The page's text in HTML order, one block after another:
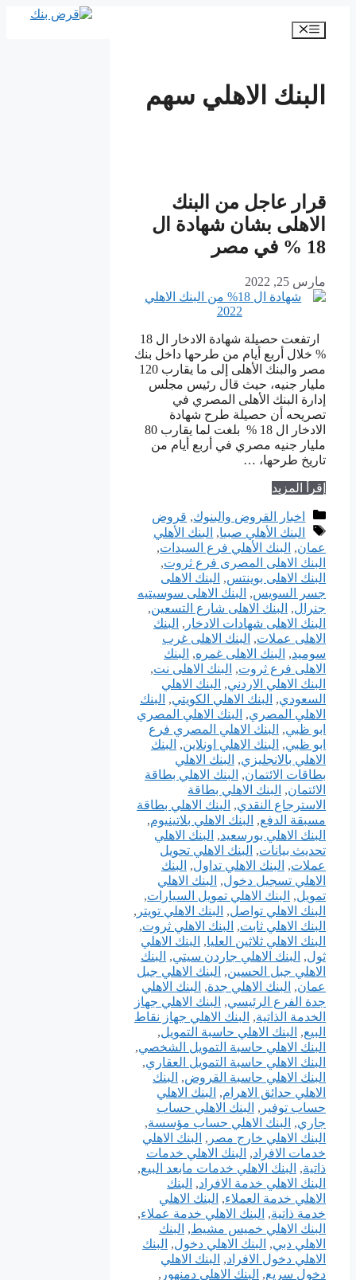
المحتوى
القائمة
البنك الاهلي سهم
قرار عاجل من البنك
الاهلى بشان شهادة ال
18 % في مصر
مارس 25, 2022
ارتفعت حصيلة شهادة الادخار ال 18
% خلال أربع أيام من طرحها داخل بنك
مصر والبنك الأهلى إلى ما يقارب 120
مليار جنيه، حيث قال رئيس مجلس
إدارة البنك الأهلى المصري في
تصريحه أن حصيلة طرح شهادة
الادخار ال 18 % بلغت لما يقارب 80
مليار جنيه مصري في أربع أيام من
تاريخ طرحها، …
إقرأ المزيد
التصنيفات
اخبار القروض والبنوك, قروض
الوسوم
البنك الأهلي صبيا, البنك الأهلي
عمان, البنك الأهلي فرع السيدات,
البنك الاهلى المصرى فرع ثروت,
البنك الاهلى بوينتس, البنك الاهلى
جسر السويس, البنك الاهلى سوسيتيه
جنرال, البنك الاهلى شارع التسعين,
البنك الاهلى شهادات الادخار , البنك
الاهلى عملات, البنك الاهلى غرب
سوميد, البنك الاهلى غمره, البنك
الاهلى فرع ثروت, البنك الاهلى نت,
البنك الاهلي الاردني, البنك الاهلي
السعودي, البنك الاهلي الكويتي, البنك
الاهلي المصري, البنك الاهلي المصري
ابو ظبي, البنك الاهلي المصري فرع
ابو ظبي, البنك الاهلي اونلاين, البنك
الاهلي بالانجليزي, البنك الاهلي
بطاقات الائتمان, البنك الاهلي بطاقة
الائتمان, البنك الاهلي بطاقة
الاسترجاع النقدي, البنك الاهلي بطاقة
مسبقة الدفع, البنك الاهلي بلاتينيوم,
البنك الاهلي بورسعيد, البنك الاهلي
تحديث بيانات, البنك الاهلي تحويل
عملات, البنك الاهلي تداول, البنك
الاهلي تسجيل دخول, البنك الاهلي
تمويل, البنك الاهلي تمويل السيارات,
البنك الاهلي تواصل, البنك الاهلي تويتر ,
البنك الاهلي ثابت, البنك الاهلي ثروت,
البنك الاهلي ثلاثين العليا, البنك الاهلي
ثول, البنك الاهلي جاردن سيتي, البنك
الاهلي جبل الحسين, البنك الاهلي جبل
عمان, البنك الاهلي جدة, البنك الاهلي
جدة الفرع الرئيسي, البنك الاهلي جهاز
الخدمة الذاتية, البنك الاهلي جهاز نقاط
البيع, البنك الاهلي حاسبة التمويل,
البنك الاهلي حاسبة التمويل الشخصي,
البنك الاهلي حاسبة التمويل العقاري,
البنك الاهلي حاسبة القروض, البنك
الاهلي حدائق الاهرام, البنك الاهلي
حساب توفير , البنك الاهلي حساب
جاري, البنك الاهلي حساب مؤسسة,
البنك الاهلي خارج مصر , البنك الاهلي
خدمات الافراد, البنك الاهلي خدمات
ذاتية, البنك الاهلي خدمات مابعد البيع,
البنك الاهلي خدمة الافراد, البنك
الاهلي خدمة العملاء, البنك الاهلي
خدمة ذاتية, البنك الاهلي خدمة عملاء,
البنك الاهلي خميس مشيط, البنك
الاهلي دبي, البنك الاهلي دخول, البنك
الاهلي دخول الافراد, البنك الاهلي
دخول سريع, البنك الاهلي دمنهور ,